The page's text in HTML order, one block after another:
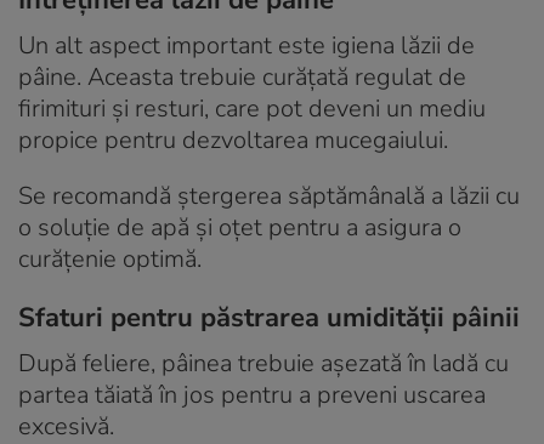
Un alt aspect important este igiena lăzii de
pâine. Aceasta trebuie curățată regulat de
firimituri și resturi, care pot deveni un mediu
propice pentru dezvoltarea mucegaiului.
Se recomandă ștergerea săptămânală a lăzii cu
o soluție de apă și oțet pentru a asigura o
curățenie optimă.
Sfaturi pentru păstrarea umidității pâinii
După feliere, pâinea trebuie așezată în ladă cu
partea tăiată în jos pentru a preveni uscarea
excesivă.